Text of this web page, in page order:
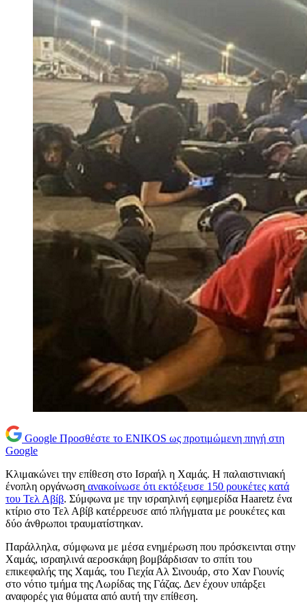
Google Προσθέστε το ENIKOS ως προτιμώμενη πηγή στη
Google
Κλιμακώνει την επίθεση στο Ισραήλ η Χαμάς. Η παλαιστινιακή
ένοπλη οργάνωση ανακοίνωσε ότι εκτόξευσε 150 ρουκέτες κατά
του Τελ Αβίβ. Σύμφωνα με την ισραηλινή εφημερίδα Haaretz ένα
κτίριο στο Τελ Αβίβ κατέρρευσε από πλήγματα με ρουκέτες και
δύο άνθρωποι τραυματίστηκαν.
Παράλληλα, σύμφωνα με μέσα ενημέρωση που πρόσκεινται στην
Χαμάς, ισραηλινά αεροσκάφη βομβάρδισαν το σπίτι του
επικεφαλής της Χαμάς, του Γιεχία Αλ Σινουάρ, στο Χαν Γιουνίς
στο νότιο τμήμα της Λωρίδας της Γάζας. Δεν έχουν υπάρξει
αναφορές για θύματα από αυτή την επίθεση.